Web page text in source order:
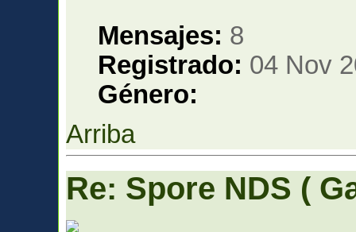
Mensajes: 8
Registrado: 04 Nov
Género:
Arriba
Re: Spore NDS (